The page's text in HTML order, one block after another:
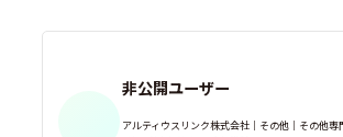
非公開ユーザー
アルティウスリンク株式会社｜その他｜その他専